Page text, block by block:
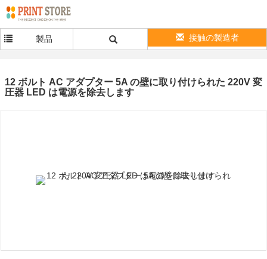
製品 接触の製造者
12 ボルト AC アダプター 5A の壁に取り付けられた 220V 変
圧器 LED は電源を除去します